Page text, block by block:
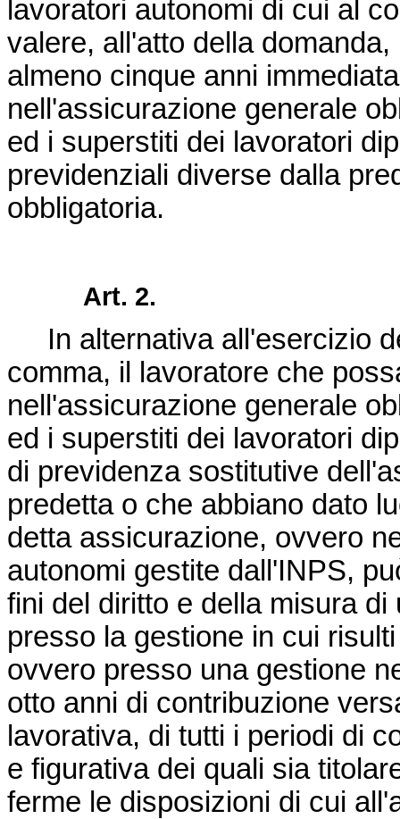
lavoratori autonomi di cui al
valere, all'atto della
almeno cinque anni
nell'assicurazione generale
ed i superstiti dei lavoratori
previdenziali diverse dalla
obbligatoria.
Art. 2.
In alternativa all'esercizio
comma, il lavoratore che
nell'assicurazione generale
ed i superstiti dei lavoratori
di previdenza sostitutive
predetta o che abbiano dato
detta assicurazione, ovvero
autonomi gestite dall'INPS,
fini del diritto e della misura
presso la gestione in cui
ovvero presso una gestione
otto anni di contribuzione
lavorativa, di tutti i periodi di
e figurativa dei quali sia
ferme le disposizioni di cui